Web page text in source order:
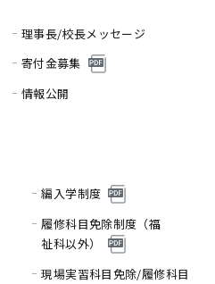
理事長/校長メッセージ
寄付金募集
情報公開
編入学制度
履修科目免除制度（福
祉科以外）
現場実習科目免除/履修科目